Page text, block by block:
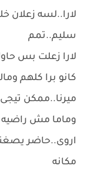
لارا..لسه زعلان
سليم..تمم
لارا زعلت بس
كانو برا كلهم
ميرنا..ممكن
وماما مش
اروى..حاضر
مكانه